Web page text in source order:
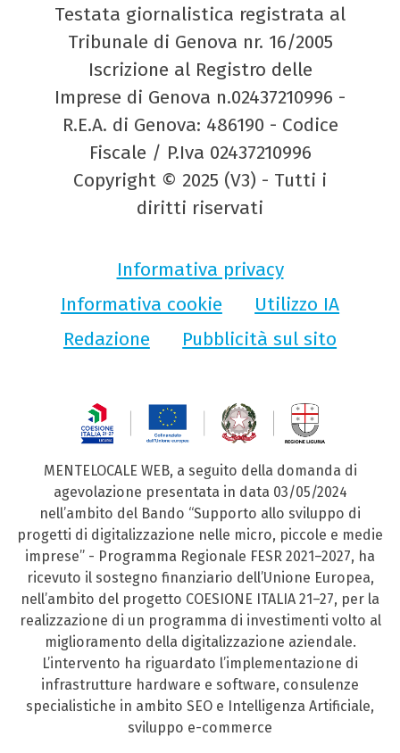
Testata giornalistica registrata al
Tribunale di Genova nr. 16/2005
Iscrizione al Registro delle
Imprese di Genova n.02437210996 -
R.E.A. di Genova: 486190 - Codice
Fiscale / P.Iva 02437210996
Copyright © 2025 (V3) - Tutti i
diritti riservati
Informativa privacy
Informativa cookie
Utilizzo IA
Redazione
Pubblicità sul sito
MENTELOCALE WEB, a seguito della domanda di
agevolazione presentata in data 03/05/2024
nell’ambito del Bando “Supporto allo sviluppo di
progetti di digitalizzazione nelle micro, piccole e medie
imprese” - Programma Regionale FESR 2021–2027, ha
ricevuto il sostegno finanziario dell’Unione Europea,
nell’ambito del progetto COESIONE ITALIA 21–27, per la
realizzazione di un programma di investimenti volto al
miglioramento della digitalizzazione aziendale.
L’intervento ha riguardato l’implementazione di
infrastrutture hardware e software, consulenze
specialistiche in ambito SEO e Intelligenza Artificiale,
sviluppo e-commerce